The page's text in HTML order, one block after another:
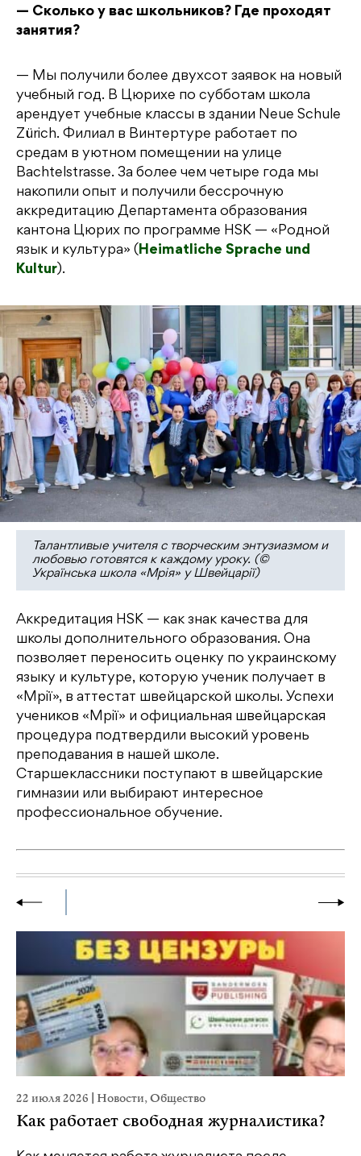
— Сколько у вас школьников? Где проходят
занятия?
— Мы получили более двухсот заявок на новый
учебный год. В Цюрихе по субботам школа
арендует учебные классы в здании Neue Schule
Zürich. Филиал в Винтертуре работает по
средам в уютном помещении на улице
Bachtelstrasse. За более чем четыре года мы
накопили опыт и получили бессрочную
аккредитацию Департамента образования
кантона Цюрих по программе HSK — «Родной
язык и культура» (Heimatliche Sprache und
Kultur).
Талантливые учителя с творческим энтузиазмом и
любовью готовятся к каждому уроку. (©
Українська школа «Мрія» у Швейцарії)
Аккредитация HSK — как знак качества для
школы дополнительного образования. Она
позволяет переносить оценку по украинскому
языку и культуре, которую ученик получает в
«Мрії», в аттестат швейцарской школы. Успехи
учеников «Мрії» и официальная швейцарская
процедура подтвердили высокий уровень
преподавания в нашей школе.
Старшеклассники поступают в швейцарские
гимназии или выбирают интересное
профессиональное обучение.
22 июля 2026 Новости,Общество
Как работает свободная журналистика?